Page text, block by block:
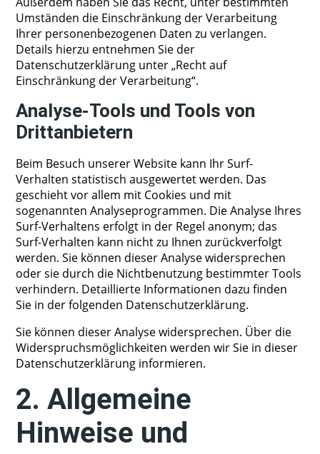
Umständen die Einschränkung der Verarbeitung
Ihrer personenbezogenen Daten zu verlangen.
Details hierzu entnehmen Sie der
Datenschutzerklärung unter „Recht auf
Einschränkung der Verarbeitung“.
Analyse-Tools und Tools von
Drittanbietern
Beim Besuch unserer Website kann Ihr Surf-
Verhalten statistisch ausgewertet werden. Das
geschieht vor allem mit Cookies und mit
sogenannten Analyseprogrammen. Die Analyse Ihres
Surf-Verhaltens erfolgt in der Regel anonym; das
Surf-Verhalten kann nicht zu Ihnen zurückverfolgt
werden. Sie können dieser Analyse widersprechen
oder sie durch die Nichtbenutzung bestimmter Tools
verhindern. Detaillierte Informationen dazu finden
Sie in der folgenden Datenschutzerklärung.
Sie können dieser Analyse widersprechen. Über die
Widerspruchsmöglichkeiten werden wir Sie in dieser
Datenschutzerklärung informieren.
2. Allgemeine
Hinweise und